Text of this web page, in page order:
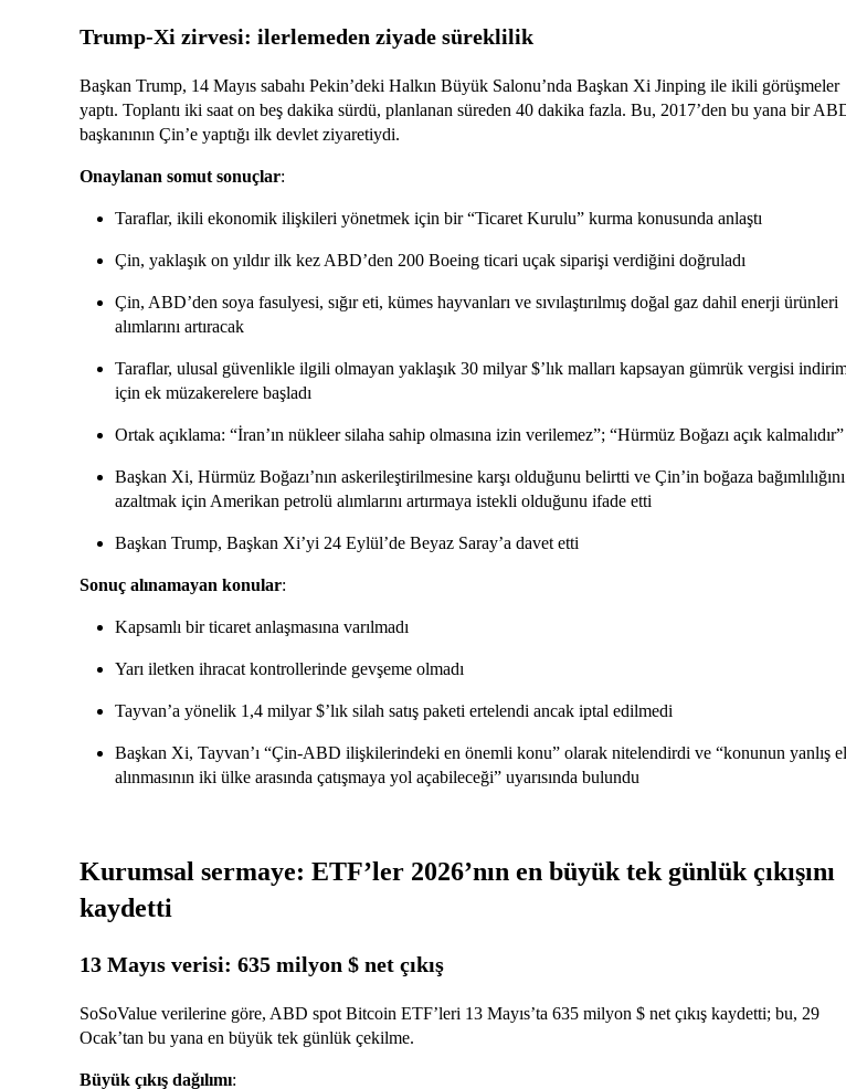
Trump-Xi zirvesi: ilerlemeden ziyade süreklilik
Başkan Trump, 14 Mayıs sabahı Pekin’deki Halkın Büyük Salonu’nda Başkan Xi Jinping ile ikili görüşmeler
yaptı. Toplantı iki saat on beş dakika sürdü, planlanan süreden 40 dakika fazla. Bu, 2017’den bu yana bir
başkanının Çin’e yaptığı ilk devlet ziyaretiydi.
Onaylanan somut sonuçlar:
Taraflar, ikili ekonomik ilişkileri yönetmek için bir “Ticaret Kurulu” kurma konusunda anlaştı
Çin, yaklaşık on yıldır ilk kez ABD’den 200 Boeing ticari uçak siparişi verdiğini doğruladı
Çin, ABD’den soya fasulyesi, sığır eti, kümes hayvanları ve sıvılaştırılmış doğal gaz dahil enerji ürünleri
alımlarını artıracak
Taraflar, ulusal güvenlikle ilgili olmayan yaklaşık 30 milyar $’lık malları kapsayan gümrük vergisi
için ek müzakerelere başladı
Ortak açıklama: “İran’ın nükleer silaha sahip olmasına izin verilemez”; “Hürmüz Boğazı açık kalmalıdır”
Başkan Xi, Hürmüz Boğazı’nın askerileştirilmesine karşı olduğunu belirtti ve Çin’in boğaza bağımlılığını
azaltmak için Amerikan petrolü alımlarını artırmaya istekli olduğunu ifade etti
Başkan Trump, Başkan Xi’yi 24 Eylül’de Beyaz Saray’a davet etti
Sonuç alınamayan konular:
Kapsamlı bir ticaret anlaşmasına varılmadı
Yarı iletken ihracat kontrollerinde gevşeme olmadı
Tayvan’a yönelik 1,4 milyar $’lık silah satış paketi ertelendi ancak iptal edilmedi
Başkan Xi, Tayvan’ı “Çin-ABD ilişkilerindeki en önemli konu” olarak nitelendirdi ve “konunun yanlış
alınmasının iki ülke arasında çatışmaya yol açabileceği” uyarısında bulundu
Kurumsal sermaye: ETF’ler 2026’nın en büyük tek günlük çıkışını
kaydetti
13 Mayıs verisi: 635 milyon $ net çıkış
SoSoValue verilerine göre, ABD spot Bitcoin ETF’leri 13 Mayıs’ta 635 milyon $ net çıkış kaydetti; bu, 29
Ocak’tan bu yana en büyük tek günlük çekilme.
Büyük çıkış dağılımı: